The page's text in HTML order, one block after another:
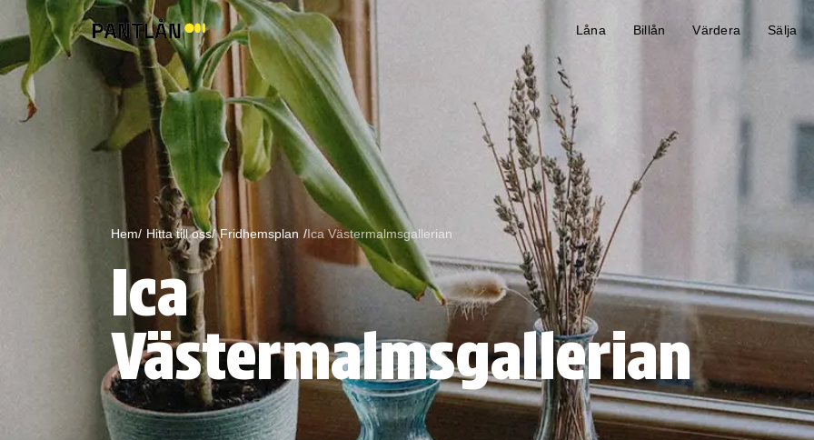
Låna Billån Värdera Sälja
Hem/ Hitta till oss/ Fridhemsplan /Ica Västermalmsgallerian
Ica
Västermalmsgallerian